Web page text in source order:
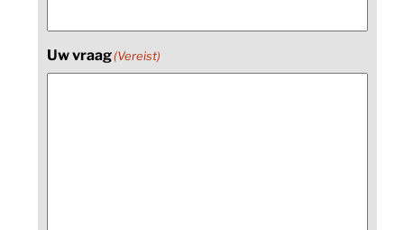
Uw vraag(Vereist)